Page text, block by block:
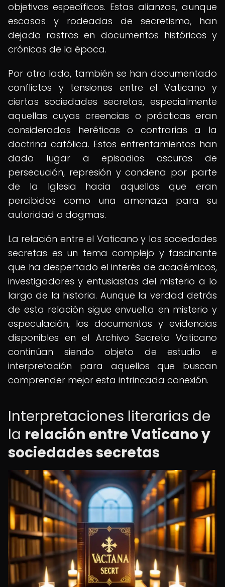
objetivos específicos. Estas alianzas, aunque
escasas y rodeadas de secretismo, han
dejado rastros en documentos históricos y
crónicas de la época.
Por otro lado, también se han documentado
conflictos y tensiones entre el Vaticano y
ciertas sociedades secretas, especialmente
aquellas cuyas creencias o prácticas eran
consideradas heréticas o contrarias a la
doctrina católica. Estos enfrentamientos han
dado lugar a episodios oscuros de
persecución, represión y condena por parte
de la Iglesia hacia aquellos que eran
percibidos como una amenaza para su
autoridad o dogmas.
La relación entre el Vaticano y las sociedades
secretas es un tema complejo y fascinante
que ha despertado el interés de académicos,
investigadores y entusiastas del misterio a lo
largo de la historia. Aunque la verdad detrás
de esta relación sigue envuelta en misterio y
especulación, los documentos y evidencias
disponibles en el Archivo Secreto Vaticano
continúan siendo objeto de estudio e
interpretación para aquellos que buscan
comprender mejor esta intrincada conexión.
Interpretaciones literarias de
la relación entre Vaticano y
sociedades secretas